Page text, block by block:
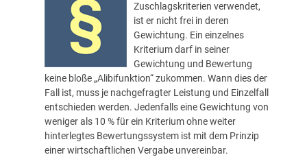
Zuschlagskriterien verwendet,
ist er nicht frei in deren
Gewichtung. Ein einzelnes
Kriterium darf in seiner
Gewichtung und Bewertung
keine bloße „Alibifunktion“ zukommen. Wann dies der
Fall ist, muss je nachgefragter Leistung und Einzelfall
entschieden werden. Jedenfalls eine Gewichtung von
weniger als 10 % für ein Kriterium ohne weiter
hinterlegtes Bewertungssystem ist mit dem Prinzip
einer wirtschaftlichen Vergabe unvereinbar.